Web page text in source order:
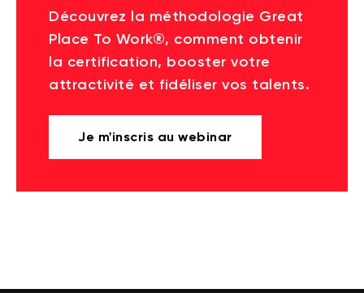
Découvrez la méthodologie Great
Place To Work®, comment obtenir
la certification, booster votre
attractivité et fidéliser vos talents.
Je m'inscris au webinar